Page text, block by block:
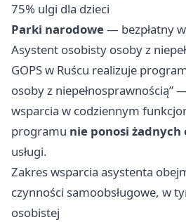
75% ulgi dla dzieci
Parki narodowe— bezpłatny
Asystent osobisty osoby z
GOPS w Ruścu realizuje
osoby z niepełnosprawnością”
wsparcia w codziennym
programu nie ponosi żadnych
usługi.
Zakres wsparcia asystenta
czynności samoobsługowe, w
osobistej